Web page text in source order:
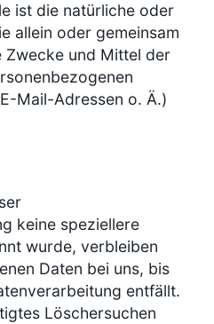
ist die natürliche oder
allein oder gemeinsam
Zwecke und Mittel der
Mail-Adressen o. Ä.)
keine speziellere
wurde, verbleiben
Daten bei uns, bis
entfällt.
Löschersuchen